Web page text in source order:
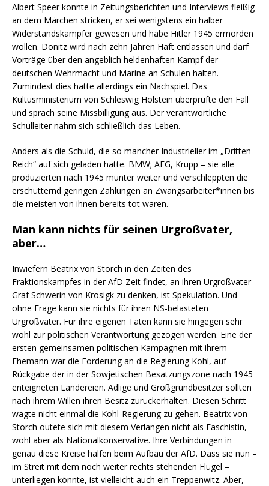
Albert Speer konnte in Zeitungsberichten und Interviews fleißig
an dem Märchen stricken, er sei wenigstens ein halber
Widerstandskämpfer gewesen und habe Hitler 1945 ermorden
wollen. Dönitz wird nach zehn Jahren Haft entlassen und darf
Vorträge über den angeblich heldenhaften Kampf der
deutschen Wehrmacht und Marine an Schulen halten.
Zumindest dies hatte allerdings ein Nachspiel. Das
Kultusministerium von Schleswig Holstein überprüfte den Fall
und sprach seine Missbilligung aus. Der verantwortliche
Schulleiter nahm sich schließlich das Leben.
Anders als die Schuld, die so mancher Industrieller im „Dritten
Reich“ auf sich geladen hatte. BMW; AEG, Krupp – sie alle
produzierten nach 1945 munter weiter und verschleppten die
erschütternd geringen Zahlungen an Zwangsarbeiter*innen bis
die meisten von ihnen bereits tot waren.
Man kann nichts für seinen Urgroßvater,
aber…
Inwiefern Beatrix von Storch in den Zeiten des
Fraktionskampfes in der AfD Zeit findet, an ihren Urgroßvater
Graf Schwerin von Krosigk zu denken, ist Spekulation. Und
ohne Frage kann sie nichts für ihren NS-belasteten
Urgroßvater. Für ihre eigenen Taten kann sie hingegen sehr
wohl zur politischen Verantwortung gezogen werden. Eine der
ersten gemeinsamen politischen Kampagnen mit ihrem
Ehemann war die Forderung an die Regierung Kohl, auf
Rückgabe der in der Sowjetischen Besatzungszone nach 1945
enteigneten Ländereien. Adlige und Großgrundbesitzer sollten
nach ihrem Willen ihren Besitz zurückerhalten. Diesen Schritt
wagte nicht einmal die Kohl-Regierung zu gehen. Beatrix von
Storch outete sich mit diesem Verlangen nicht als Faschistin,
wohl aber als Nationalkonservative. Ihre Verbindungen in
genau diese Kreise halfen beim Aufbau der AfD. Dass sie nun –
im Streit mit dem noch weiter rechts stehenden Flügel –
unterliegen könnte, ist vielleicht auch ein Treppenwitz. Aber,